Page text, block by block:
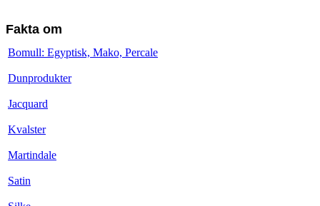
Fakta om
Bomull: Egyptisk, Mako, Percale
Dunprodukter
Jacquard
Kvalster
Martindale
Satin